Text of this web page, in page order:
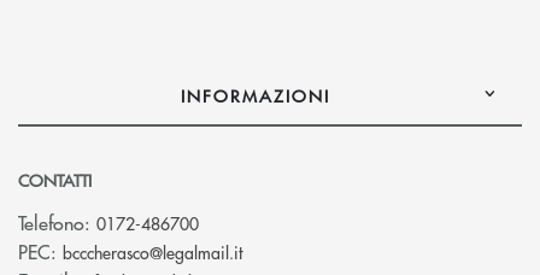
INFORMAZIONI
CONTATTI
Telefono: 0172-486700
PEC: bcccherasco@legalmail.it(si apre l’app di posta elettronica)